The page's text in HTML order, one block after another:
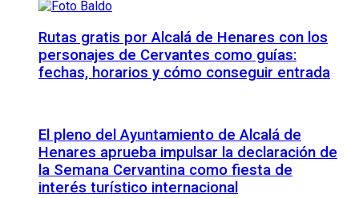
Rutas gratis por Alcalá de Henares con los
personajes de Cervantes como guías:
fechas, horarios y cómo conseguir entrada
El pleno del Ayuntamiento de Alcalá de
Henares aprueba impulsar la declaración de
la Semana Cervantina como fiesta de
interés turístico internacional